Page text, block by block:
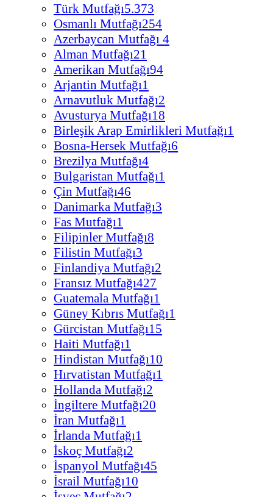
Türk Mutfağı5.373
Osmanlı Mutfağı254
Azerbaycan Mutfağı 4
Alman Mutfağı21
Amerikan Mutfağı94
Arjantin Mutfağı1
Arnavutluk Mutfağı2
Avusturya Mutfağı18
Birleşik Arap Emirlikleri Mutfağı1
Bosna-Hersek Mutfağı6
Brezilya Mutfağı4
Bulgaristan Mutfağı1
Çin Mutfağı46
Danimarka Mutfağı3
Fas Mutfağı1
Filipinler Mutfağı8
Filistin Mutfağı3
Finlandiya Mutfağı2
Fransız Mutfağı427
Guatemala Mutfağı1
Güney Kıbrıs Mutfağı1
Gürcistan Mutfağı15
Haiti Mutfağı1
Hindistan Mutfağı10
Hırvatistan Mutfağı1
Hollanda Mutfağı2
İngiltere Mutfağı20
İran Mutfağı1
İrlanda Mutfağı1
İskoç Mutfağı2
İspanyol Mutfağı45
İsrail Mutfağı10